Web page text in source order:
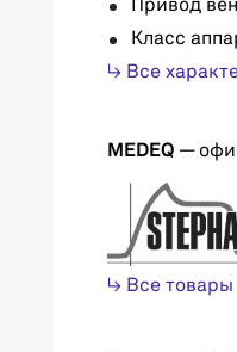
Привод
Класс
↳ Все
MEDEQ —
↳ Все